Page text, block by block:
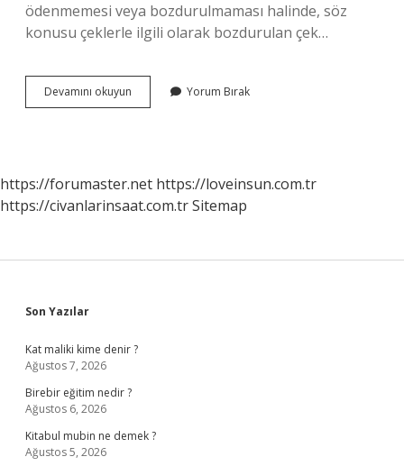
ödenmemesi veya bozdurulmaması halinde, söz
konusu çeklerle ilgili olarak bozdurulan çek…
Devamını okuyun Karşılıksız
Çek
Yorum Bırak
https://forumaster.net https://loveinsun.com.tr
https://civanlarinsaat.com.trSitemap
Sidebar
Son Yazılar
Kat maliki kime denir ?
Ağustos 7, 2026
Birebir eğitim nedir ?
Ağustos 6, 2026
Kitabul mubin ne demek ?
Ağustos 5, 2026